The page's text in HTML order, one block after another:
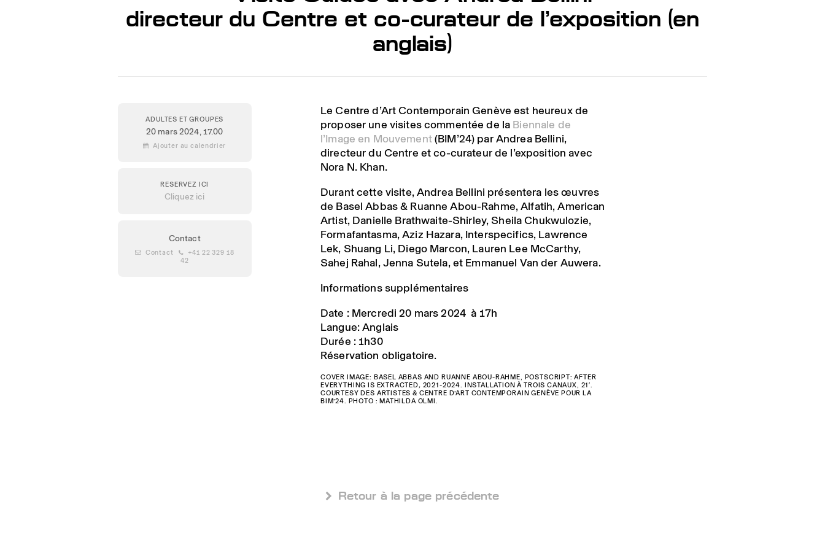
directeur du Centre et co-curateur de l’exposition (en
anglais)
ADULTES ET GROUPES
20 mars 2024, 17.00
 Ajouter au calendrier
RESERVEZ ICI
Cliquez ici
Contact
 Contact  +41 22 329 18
42
Le Centre d’Art Contemporain Genève est heureux de
proposer une visites commentée de laBiennale de
l’Image en Mouvement(BIM’24) par Andrea Bellini,
directeur du Centre et co-curateur de l’exposition avec
Nora N. Khan.
Durant cette visite, Andrea Bellini présentera les œuvres
de Basel Abbas & Ruanne Abou-Rahme, Alfatih, American
Artist, Danielle Brathwaite-Shirley, Sheila Chukwulozie,
Formafantasma, Aziz Hazara, Interspecifics, Lawrence
Lek, Shuang Li, Diego Marcon, Lauren Lee McCarthy,
Sahej Rahal, Jenna Sutela, et Emmanuel Van der Auwera.
Informations supplémentaires
Date : Mercredi 20 mars 2024 à 17h
Langue: Anglais
Durée : 1h30
Réservation obligatoire.
COVER IMAGE: BASEL ABBAS AND RUANNE ABOU-RAHME, POSTSCRIPT: AFTER
EVERYTHING IS EXTRACTED, 2021-2024. INSTALLATION À TROIS CANAUX, 21′.
COURTESY DES ARTISTES & CENTRE D’ART CONTEMPORAIN GENÈVE POUR LA
BIM’24. PHOTO : MATHILDA OLMI.
 Retour à la page précédente